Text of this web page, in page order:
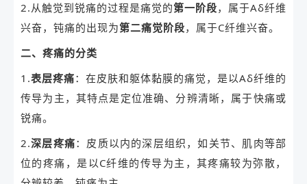
2.从触觉到锐痛的过程是痛觉的第一阶段，属于Aδ纤维
兴奋，钝痛的出现为第二痛觉阶段，属于C纤维兴奋。
二、疼痛的分类
1.表层疼痛：在皮肤和躯体黏膜的痛觉，是以Aδ纤维的
传导为主，其特点是定位准确、分辨清晰，属于快痛或
锐痛。
2.深层疼痛：皮质以内的深层组织，如关节、肌肉等部
位的疼痛，是以C纤维的传导为主，其疼痛较为弥散，